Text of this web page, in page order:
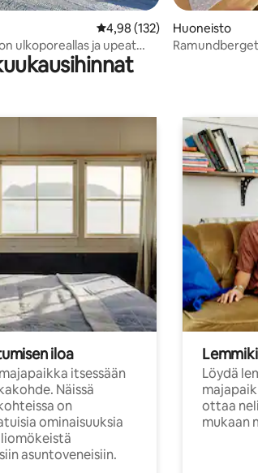
5, 15 arvostelua
Keskimääräinen arvio 4,98/5,
4,98 (132)
ulkoporeallas ja upeat
Huoneisto
iloa
itsessään
Näissä
on
ominaisuuksia
asuntoveneisiin.
Löydä
ottaa
mukaan